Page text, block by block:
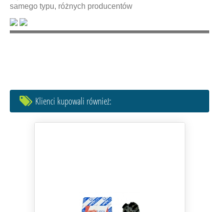
samego typu, różnych producentów
Klienci kupowali również: